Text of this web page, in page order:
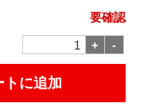
要確認